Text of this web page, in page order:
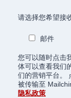
请选择您希望接
邮件
您可以随时点击
体可以查看我们
们的营销平台。
被传输至
隐私政策